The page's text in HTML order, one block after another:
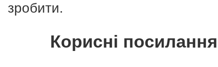
зробити.
Корисні посилання